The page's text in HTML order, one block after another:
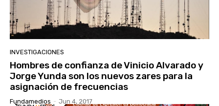
INVESTIGACIONES
Hombres de confianza de Vinicio Alvarado y
Jorge Yunda son los nuevos zares para la
asignación de frecuencias
Fundamedios - Jun 4, 2017